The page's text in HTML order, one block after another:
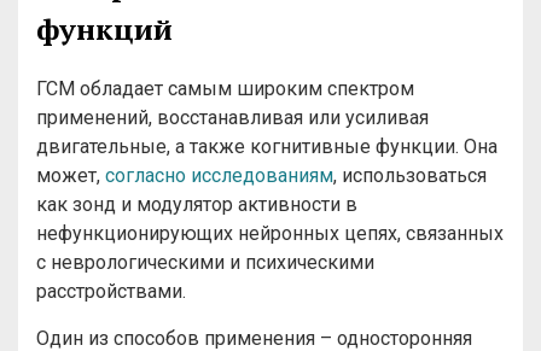
функций
ГСМ обладает самым широким спектром
применений, восстанавливая или усиливая
двигательные, а также когнитивные функции. Она
может, согласно исследованиям, использоваться
как зонд и модулятор активности в
нефункционирующих нейронных цепях, связанных
с неврологическими и психическими
расстройствами.
Один из способов применения – односторонняя